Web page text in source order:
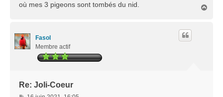
où mes 3 pigeons sont tombés du nid.
Fasol
Membre actif
Re: Joli-Coeur